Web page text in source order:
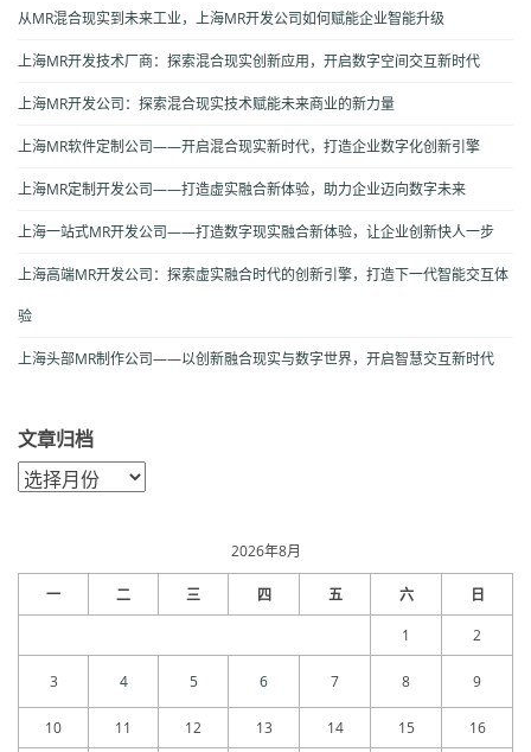
从MR混合现实到未来工业，上海MR开发公司如何赋能企业智能升级
上海MR开发技术厂商：探索混合现实创新应用，开启数字空间交互新时代
上海MR开发公司：探索混合现实技术赋能未来商业的新力量
上海MR软件定制公司——开启混合现实新时代，打造企业数字化创新引擎
上海MR定制开发公司——打造虚实融合新体验，助力企业迈向数字未来
上海一站式MR开发公司——打造数字现实融合新体验，让企业创新快人一步
上海高端MR开发公司：探索虚实融合时代的创新引擎，打造下一代智能交互体
验
上海头部MR制作公司——以创新融合现实与数字世界，开启智慧交互新时代
文章归档
文
章
2026年8月
一 二 三 四 五 六
日
1
2
3 4 5 6 7 8 9
10 11 12 13 14 15 16